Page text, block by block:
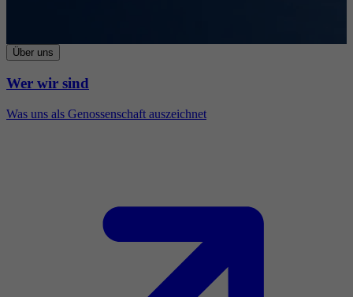
Über uns
Wer wir sind
Was uns als Genossenschaft auszeichnet